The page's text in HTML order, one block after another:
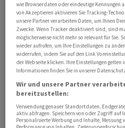
Wortberg von der Helaba.
wonach die Schwäche im
der Expansion im
werden könne. Insgesamt seien
Wirtschaftsaussichten aber
Notenbank darin bestärkt,
Zinserhöhung festzulegen", so
Der bekannteste Wall-Street-
Industrial verlor rund zwei
wie Browserdaten oder eindeutige Kennungen
von Akzeptieren aktivieren Sie Tracking-
unsere Partner verarbeiten Daten, um Ihnen
Zwecke. Wenn Tracker deaktiviert sind, sind
möglicherweise nicht mehr so relevant für Sie.
wieder aufrufen, um Ihre Einstellungen zu
widerrufen, indem Sie auf den Link
der Webseite klicken. Ihre Einstellungen gelten
Informationen finden Sie in unserer
Wir und unsere Partner
bereitzustellen:
Verwendung genauer Standortdaten.
aktiv abfragen. Speichern von oder Zugriff auf
Personalisierte Werbung und Inhalte, Messung